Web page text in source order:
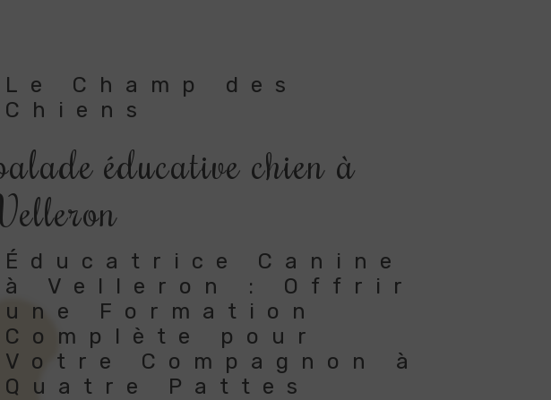
Le Champ des
Chiens
éducative chien à
Éducatrice Canine
à Velleron : Offrir
une Formation
Complète pour
Votre Compagnon à
Quatre Pattes